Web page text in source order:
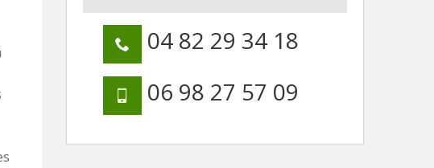
04 82 29 34 18
06 98 27 57 09